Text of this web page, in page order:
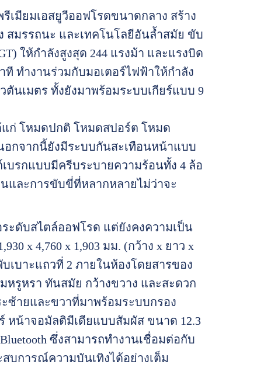
รีเมียมเอสยูวีออฟโรดขนาดกลาง สร้าง
มรรถนะ และเทคโนโลยีอันล้ำสมัย ขับ
ให้กำลังสูงสุด 244 แรงม้า และแรงบิด
ที ทำงานร่วมกับมอเตอร์ไฟฟ้าให้กำลัง
ตันเมตร ทั้งยังมาพร้อมระบบเกียร์แบบ 9
ก่ โหมดปกติ โหมดสปอร์ต โหมด
กจากนี้ยังมีระบบกันสะเทือนหน้าแบบ
บรกแบบมีครีบระบายความร้อนทั้ง 4 ล้อ
และการขับขี่ที่หลากหลายไม่ว่าจะ
ระดับสไตล์ออฟโรด แต่ยังคงความเป็น
x 4,760 x 1,903 มม. (กว้าง x ยาว x
เบาะแถวที่ 2 ภายในห้องโดยสารของ
หรูหรา ทันสมัย กว้างขวาง และสะดวก
ซ้ายและขวาที่มาพร้อมระบบกรอง
หน้าจอมัลติมีเดียแบบสัมผัส ขนาด 12.3
ซึ่งสามารถทำงานเชื่อมต่อกับ
บการณ์ความบันเทิงได้อย่างเต็ม